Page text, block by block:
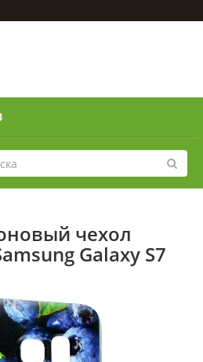
чехол
Galaxy S7